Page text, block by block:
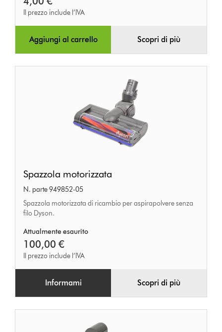
Il prezzo include l’IVA
Aggiungi al carrello Scopri di più
motorizzata
Spazzola motorizzata
N. parte 949852-05
Spazzola motorizzata di ricambio per aspirapolvere senza
filo Dyson.
Attualmente esaurito
100,00 €
Il prezzo include l’IVA
Informami Scopri di più